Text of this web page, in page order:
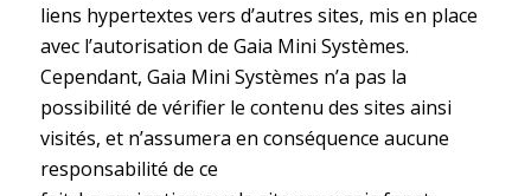
liens hypertextes vers d’autres sites, mis en place
avec l’autorisation de Gaia Mini Systèmes.
Cependant, Gaia Mini Systèmes n’a pas la
possibilité de vérifier le contenu des sites ainsi
visités, et n’assumera en conséquence aucune
responsabilité de ce